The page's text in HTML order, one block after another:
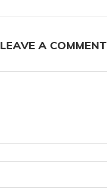
LEAVE A COMMENT